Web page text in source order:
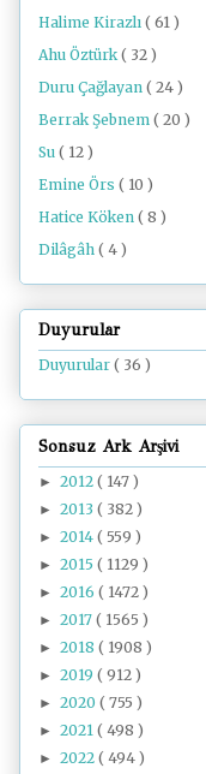
Halime Kirazlı ( 61 )
Ahu Öztürk ( 32 )
Duru Çağlayan ( 24 )
Berrak Şebnem ( 20 )
Su ( 12 )
Emine Örs ( 10 )
Hatice Köken ( 8 )
Dilâgâh ( 4 )
Duyurular
Duyurular ( 36 )
Sonsuz Ark Arşivi
► 2012 ( 147 )
► 2013 ( 382 )
► 2014 ( 559 )
► 2015 ( 1129 )
► 2016 ( 1472 )
► 2017 ( 1565 )
► 2018 ( 1908 )
► 2019 ( 912 )
► 2020 ( 755 )
► 2021 ( 498 )
► 2022 ( 494 )